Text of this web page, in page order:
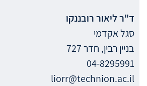
ד"רליאוררובננקו
סגל אקדמי
בניין רבין, חדר 727
04-8295991
liorr@technion.ac.il